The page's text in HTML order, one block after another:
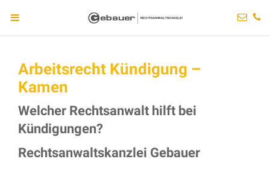
Arbeitsrecht Kündigung –
Kamen
Welcher Rechtsanwalt hilft bei
Kündigungen?
Rechtsanwaltskanzlei Gebauer